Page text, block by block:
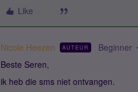
Like
Nicole Heezen AUTEUR Beginner
Beste Seren,
ik heb die sms niet ontvangen.